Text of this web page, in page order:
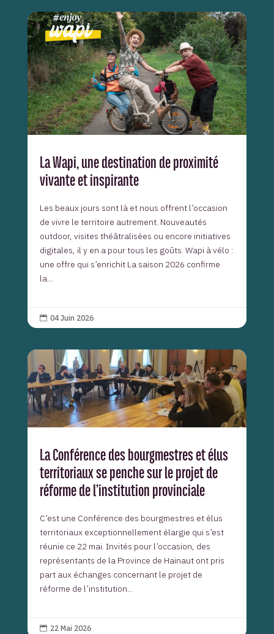
La Wapi, une destination de proximité
vivante et inspirante
Les beaux jours sont là et nous offrent l’occasion
de vivre le territoire autrement. Nouveautés
outdoor, visites théâtralisées ou encore initiatives
digitales, il y en a pour tous les goûts. Wapi à vélo :
une offre qui s’enrichit La saison 2026 confirme
la...
 04 Juin 2026
La Conférence des bourgmestres et élus
territoriaux se penche sur le projet de
réforme de l’institution provinciale
C’est une Conférence des bourgmestres et élus
territoriaux exceptionnellement élargie qui s’est
réunie ce 22 mai. Invités pour l’occasion, des
représentants de la Province de Hainaut ont pris
part aux échanges concernant le projet de
réforme de l’institution...
 22 Mai 2026